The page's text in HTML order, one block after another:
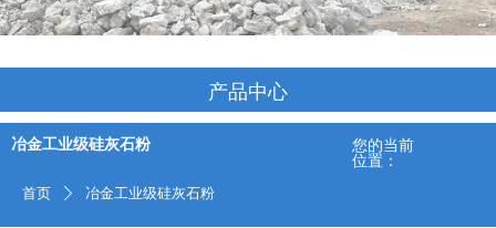
产品中心
您的当前
位置：
冶金工业级硅灰石粉
首页 ꄲ 冶金工业级硅灰石粉